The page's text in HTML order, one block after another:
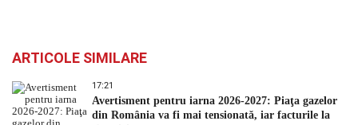
ARTICOLE SIMILARE
17:21
Avertisment pentru iarna 2026-2027: Piaţa gazelor
din România va fi mai tensionată, iar facturile la